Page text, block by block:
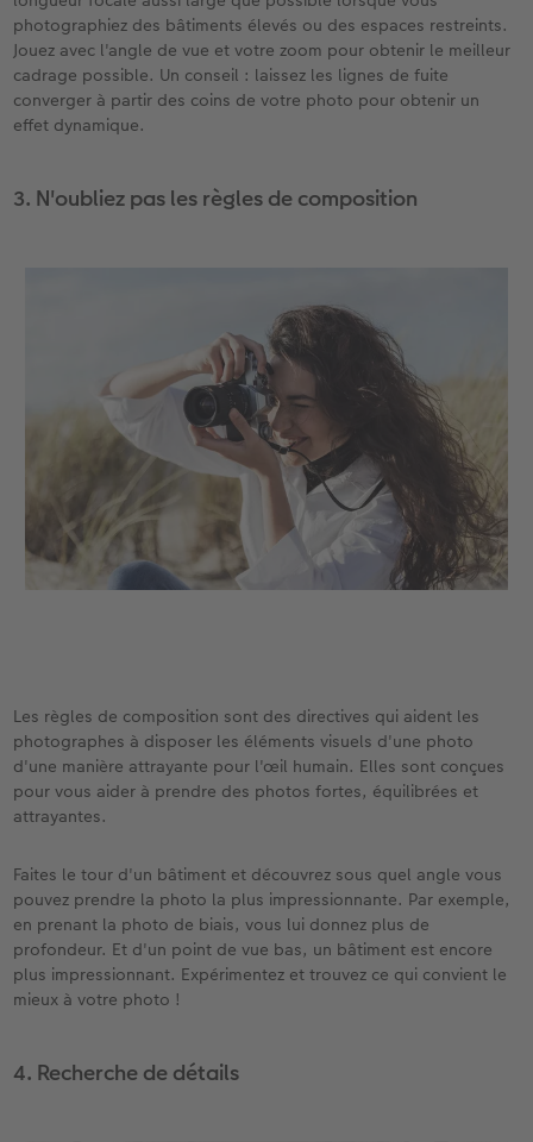
photographiez des bâtiments élevés ou des espaces restreints.
Jouez avec l'angle de vue et votre zoom pour obtenir le meilleur
cadrage possible. Un conseil : laissez les lignes de fuite
converger à partir des coins de votre photo pour obtenir un
effet dynamique.
3. N'oubliez pas les règles de composition
Les règles de composition sont des directives qui aident les
photographes à disposer les éléments visuels d'une photo
d'une manière attrayante pour l'œil humain. Elles sont conçues
pour vous aider à prendre des photos fortes, équilibrées et
attrayantes.
Faites le tour d'un bâtiment et découvrez sous quel angle vous
pouvez prendre la photo la plus impressionnante. Par exemple,
en prenant la photo de biais, vous lui donnez plus de
profondeur. Et d'un point de vue bas, un bâtiment est encore
plus impressionnant. Expérimentez et trouvez ce qui convient le
mieux à votre photo !
4. Recherche de détails